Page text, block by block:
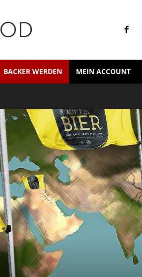
BACKER WERDEN MEIN ACCOUNT